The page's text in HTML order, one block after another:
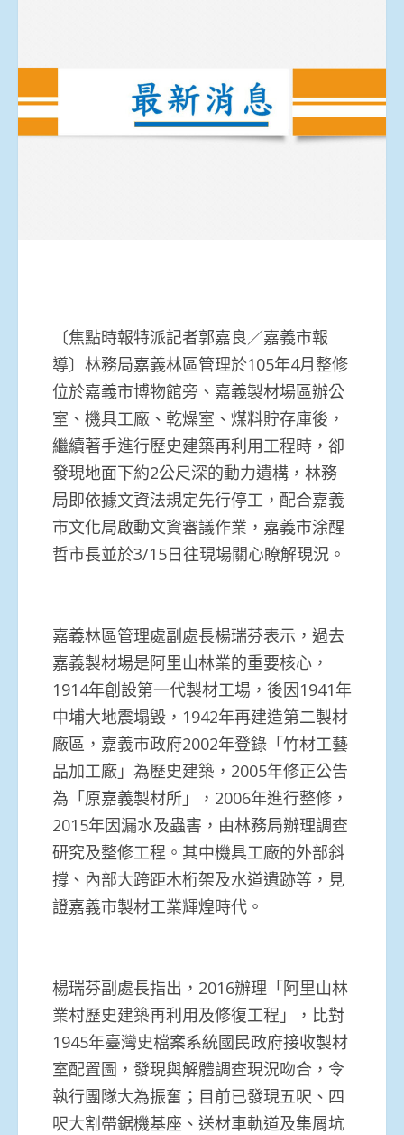
〔焦點時報特派記者郭嘉良／嘉義市報
導〕林務局嘉義林區管理於105年4月整修
位於嘉義市博物館旁、嘉義製材場區辦公
室、機具工廠、乾燥室、煤料貯存庫後，
繼續著手進行歷史建築再利用工程時，卻
發現地面下約2公尺深的動力遺構，林務
局即依據文資法規定先行停工，配合嘉義
市文化局啟動文資審議作業，嘉義市涂醒
哲市長並於3/15日往現場關心瞭解現況。
嘉義林區管理處副處長楊瑞芬表示，過去
嘉義製材場是阿里山林業的重要核心，
1914年創設第一代製材工場，後因1941年
中埔大地震塌毀，1942年再建造第二製材
廠區，嘉義市政府2002年登錄「竹材工藝
品加工廠」為歷史建築，2005年修正公告
為「原嘉義製材所」，2006年進行整修，
2015年因漏水及蟲害，由林務局辦理調查
研究及整修工程。其中機具工廠的外部斜
撐、內部大跨距木桁架及水道遺跡等，見
證嘉義市製材工業輝煌時代。
楊瑞芬副處長指出，2016辦理「阿里山林
業村歷史建築再利用及修復工程」，比對
1945年臺灣史檔案系統國民政府接收製材
室配置圖，發現與解體調查現況吻合，令
執行團隊大為振奮；目前已發現五呎、四
呎大割帶鋸機基座、送材車軌道及集屑坑